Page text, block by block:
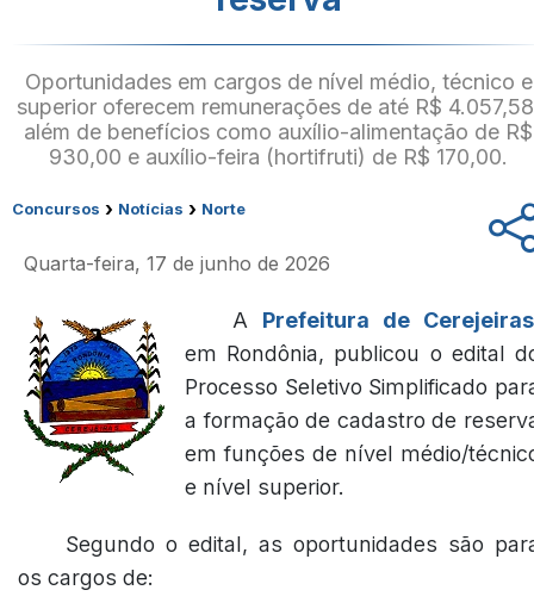
Oportunidades em cargos de nível médio, técnico e
superior oferecem remunerações de até R$
além de benefícios como auxílio-alimentação de R$
930,00 e auxílio-feira (hortifruti) de R$ 170,00.
Concursos › Notícias › Norte
Quarta-feira, 17 de junho de 2026
A Prefeitura de Cerejeiras
em Rondônia, publicou o edital
Processo Seletivo Simplificado
a formação de cadastro de
em funções de nível médio/
e nível superior.
Segundo o edital, as oportunidades são
os cargos de: